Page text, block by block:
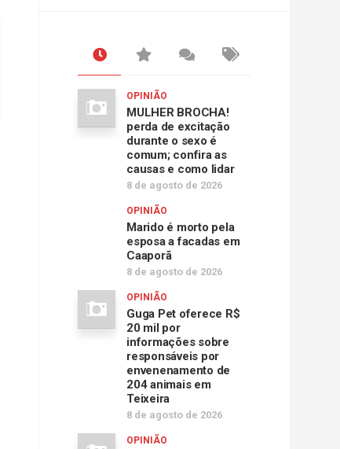
OPINIÃO
MULHER BROCHA!
perda de excitação
durante o sexo é
comum; confira as
causas e como lidar
8 de agosto de 2026
OPINIÃO
Marido é morto pela
esposa a facadas em
Caaporã
8 de agosto de 2026
OPINIÃO
Guga Pet oferece R$
20 mil por
informações sobre
responsáveis por
envenenamento de
204 animais em
Teixeira
8 de agosto de 2026
OPINIÃO